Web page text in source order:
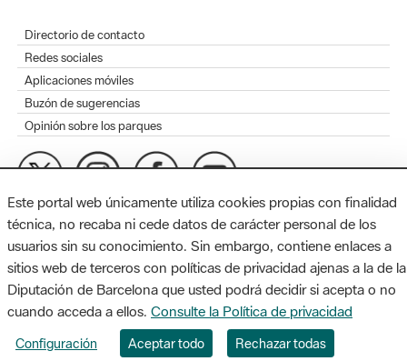
Directorio de contacto
Redes sociales
Aplicaciones móviles
Buzón de sugerencias
Opinión sobre los parques
MAPA WEB
Diputación de Barcelona. Edifici Llacuna, 1a planta. Badajoz, 49.
08005 Barcelona. Tel. 934 022 428 / xarxaparcs@diba.cat
Este portal web únicamente utiliza cookies propias con finalidad
técnica, no recaba ni cede datos de carácter personal de los
usuarios sin su conocimiento. Sin embargo, contiene enlaces a
sitios web de terceros con políticas de privacidad ajenas a la de la
Diputación de Barcelona que usted podrá decidir si acepta o no
cuando acceda a ellos. Consulte la Política de privacidad
Configuración Aceptar todo Rechazar todas